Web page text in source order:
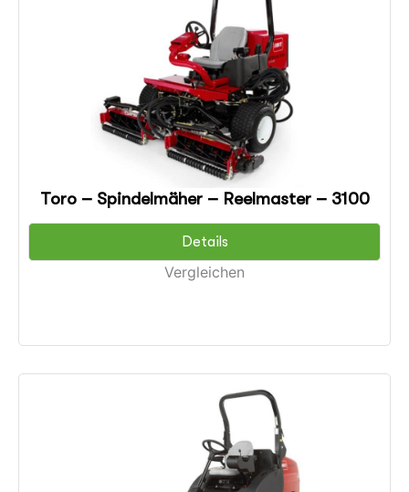
Toro – Spindelmäher – Reelmaster – 3100
Details
Vergleichen